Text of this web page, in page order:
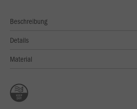
Beschreibung
Details
Material